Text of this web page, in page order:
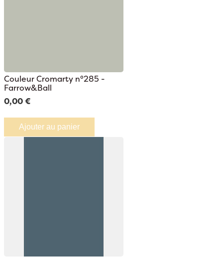
Couleur Cromarty n°285 -
Farrow&Ball
0,00 €
Ajouter au panier